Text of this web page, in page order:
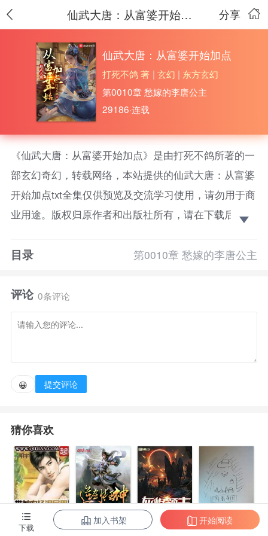
分享
仙武大唐：从富婆开始加点
仙武大唐：从富婆开始加点
打死不鸽 著 | 玄幻 | 东方玄幻
第0010章 愁嫁的李唐公主
29186·连载
《仙武大唐：从富婆开始加点》是由打死不鸽所著的一
部玄幻奇幻，转载网络，本站提供的仙武大唐：从富婆
开始加点txt全集仅供预览及交流学习使用，请勿用于商
业用途。版权归原作者和出版社所有，请在下载后的24
民风开放，陈颜俊穿越成国子监七院里一个天赋平平、
貌妇人供养着读书修行，被同窗视为只会吃软饭的小白
脸，年仅二十岁出头的他，便有一个与他同龄的纨绔儿
子和一个疑似不喜欢男人的同窗女儿。
尽管穿越时自带了加点金手指，但陈颜俊还是没缓过
神来：“好家伙，一上来儿女双全……这不是我想要的
人有效》《剑圣的星际万事屋》《最强孝心系统》和
《女大三千位列仙班》可解书荒。
）
目录 第0010章 愁嫁的李唐公主
评论 0条评论
😀 提交评论
猜你喜欢
带着农场混异
逆剑狂神
灰烬领主
阴影帝国
下载
加入书架 开始阅读